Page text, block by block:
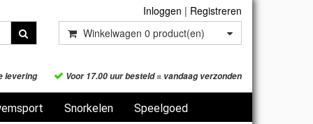
Inloggen | Registreren
Winkelwagen 0 product(en)
levering Voor 17.00 uur besteld = vandaag verzonden
Snorkelen Speelgoed